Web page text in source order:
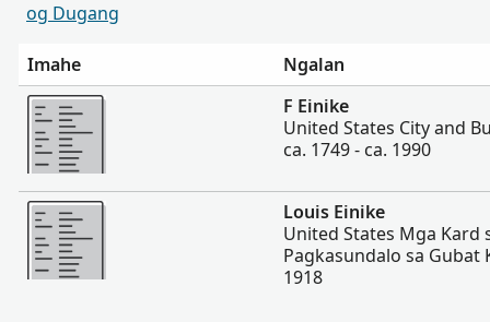
og Dugang
Imahe
Ngalan
Dugang pa
F Einike
United States City and
ca. 1749 - ca. 1990
Dugang pa
Louis Einike
United States Mga Kard
Pagkasundalo sa Gubat
1918